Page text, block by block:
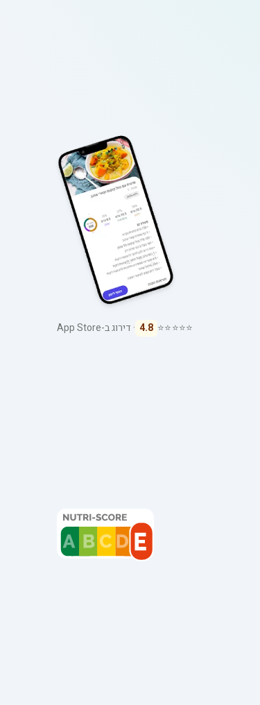
⭐⭐⭐⭐⭐
4.8 · דירוג ב-App Store